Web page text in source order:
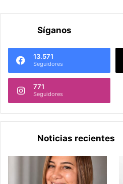
Síganos
13.571
Seguidores
771
Seguidores
Noticias recientes